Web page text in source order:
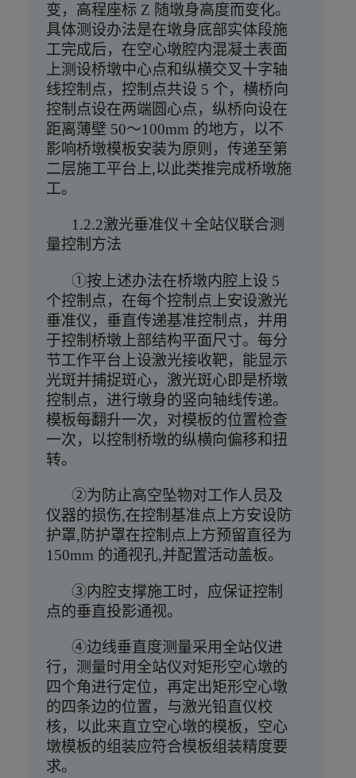
变，高程座标 Z 随墩身高度而变化。
具体测设办法是在墩身底部实体段施
工完成后，在空心墩腔内混凝土表面
上测设桥墩中心点和纵横交叉十字轴
线控制点，控制点共设 5 个，横桥向
控制点设在两端圆心点，纵桥向设在
距离薄壁 50～100mm 的地方，以不
影响桥墩模板安装为原则，传递至第
二层施工平台上,以此类推完成桥墩施
工。
1.2.2激光垂准仪＋全站仪联合测
量控制方法
①按上述办法在桥墩内腔上设 5
个控制点，在每个控制点上安设激光
垂准仪，垂直传递基准控制点，并用
于控制桥墩上部结构平面尺寸。每分
节工作平台上设激光接收靶，能显示
光斑并捕捉斑心，激光斑心即是桥墩
控制点，进行墩身的竖向轴线传递。
模板每翻升一次，对模板的位置检查
一次，以控制桥墩的纵横向偏移和扭
转。
②为防止高空坠物对工作人员及
仪器的损伤,在控制基准点上方安设防
护罩,防护罩在控制点上方预留直径为
150mm 的通视孔,并配置活动盖板。
③内腔支撑施工时，应保证控制
点的垂直投影通视。
④边线垂直度测量采用全站仪进
行，测量时用全站仪对矩形空心墩的
四个角进行定位，再定出矩形空心墩
的四条边的位置，与激光铅直仪校
核，以此来直立空心墩的模板，空心
墩模板的组装应符合模板组装精度要
求。